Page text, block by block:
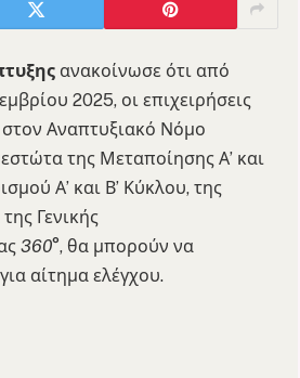
ανακοίνωσε ότι από
2025, οι επιχειρήσεις
Αναπτυξιακό Νόμο
της Μεταποίησης Α’ και
Α’ και Β’ Κύκλου, της
Γενικής
360°, θα μπορούν να
αίτημα ελέγχου.